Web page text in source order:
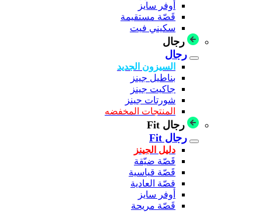
أوفر سايز
قَصّة مستقيمة
سكيني فيت
رجال
رجال
السيزون الجديد
بناطيل جينز
جاكيت جينز
شورتات جينز
المنتجات المخفضه
رجال Fit
رجال Fit
دليل الجينز
قَصّة ضيّقة
قَصّة قياسية
قصّة العادية
أوفر سايز
قَصّة مريحة